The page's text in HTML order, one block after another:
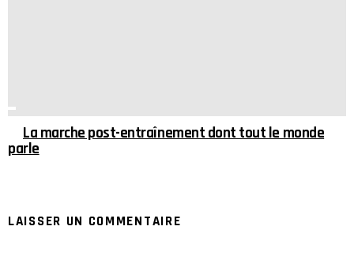
La marche post-entraînement dont tout le monde
parle
LAISSER UN COMMENTAIRE